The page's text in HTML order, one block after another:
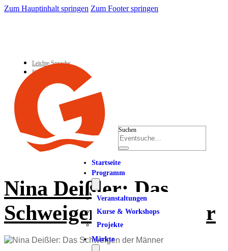
Zum Hauptinhalt springen Zum Footer springen
Leichte Sprache
Kontakt
Suchen
Startseite
Programm
Veranstaltungen
Kurse & Workshops
Projekte
Märkte
Nina Deißler: Das
Schweigen der Männer